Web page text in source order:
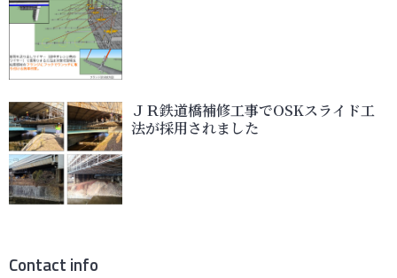
ＪＲ鉄道橋補修工事でOSKスライド工
法が採用されました
Contact info